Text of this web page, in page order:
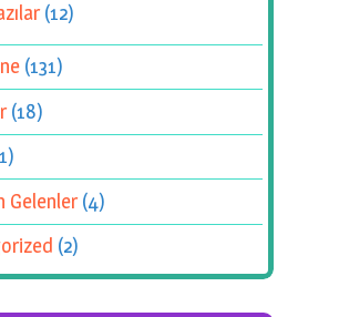
(12)
(131)
(18)
Gelenler(4)
(2)